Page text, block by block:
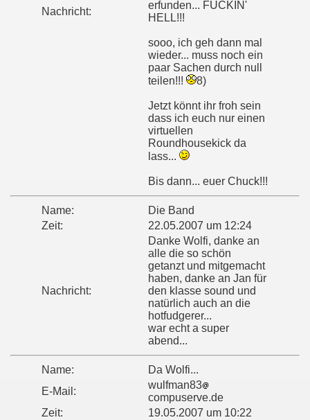
Nachricht:
erfunden... FUCKIN'
HELL!!!
sooo, ich geh dann mal
wieder... muss noch ein
paar Sachen durch null
teilen!!!
8)
Jetzt könnt ihr froh sein
dass ich euch nur einen
virtuellen
Roundhousekick da
lass...
Bis dann... euer Chuck!!!
Name:
Die Band
Zeit:
22.05.2007 um 12:24
Nachricht:
Danke Wolfi, danke an
alle die so schön
getanzt und mitgemacht
haben, danke an Jan für
den klasse sound und
natürlich auch an die
hotfudgerer...
war echt a super
abend...
Name:
Da Wolfi...
E-Mail:
wulfman83
compuserve.de
Zeit:
19.05.2007 um 10:22